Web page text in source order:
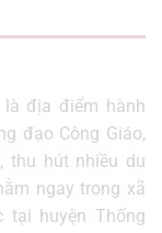
địa điểm hành
đạo Công Giáo,
thu hút nhiều du
ngay trong xã
tại huyện Thống